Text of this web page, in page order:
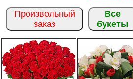
Произвольный
заказ
Все
букеты